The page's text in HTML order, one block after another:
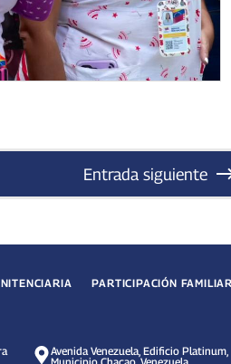
Entrada siguiente
PARTICIPACIÓN FAMILIAR
Avenida Venezuela, Edificio Platinum,